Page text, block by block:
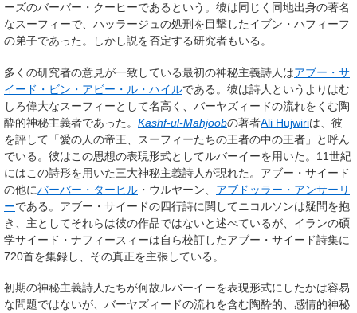
ーズのバーバー・クーヒーであるという。彼は同じく同地出身の著名
なスーフィーで、ハッラージュの処刑を目撃したイブン・ハフィーフ
の弟子であった。しかし説を否定する研究者もいる。
多くの研究者の意見が一致している最初の神秘主義詩人はアブー・サ
イード・ビン・アビー・ル・ハイルである。彼は詩人というよりはむ
しろ偉大なスーフィーとして名高く、バーヤズィードの流れをくむ陶
酔的神秘主義者であった。 Kashf-ul-Mahjoobの著者Ali Hujwiriは、彼
を評して「愛の人の帝王、スーフィーたちの王者の中の王者」と呼ん
でいる。彼はこの思想の表現形式としてルバーイーを用いた。11世紀
にはこの詩形を用いた三大神秘主義詩人が現れた。アブー・サイード
の他にバーバー・ターヒル ・ウルヤーン、 アブドッラー・アンサーリ
ーである。アブー・サイードの四行詩に関してニコルソンは疑問を抱
き、主としてそれらは彼の作品ではないと述べているが、イランの碩
学サイード・ナフィースィーは自ら校訂したアブー・サイード詩集に
720首を集録し、その真正を主張している。
初期の神秘主義詩人たちが何故ルバーイーを表現形式にしたかは容易
な問題ではないが、バーヤズィードの流れを含む陶酔的、感情的神秘